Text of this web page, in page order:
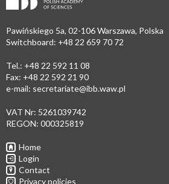
Pawińskiego 5a, 02-106 Warszawa, Polska
Switchboard: +48 22 659 70 72
Tel.: +48 22 592 11 08
Fax: +48 22 592 21 90
e-mail: secretariate@ibb.waw.pl
VAT Nr: 5261039742
REGON: 000325819
Home
Login
Contact
Privacy policies